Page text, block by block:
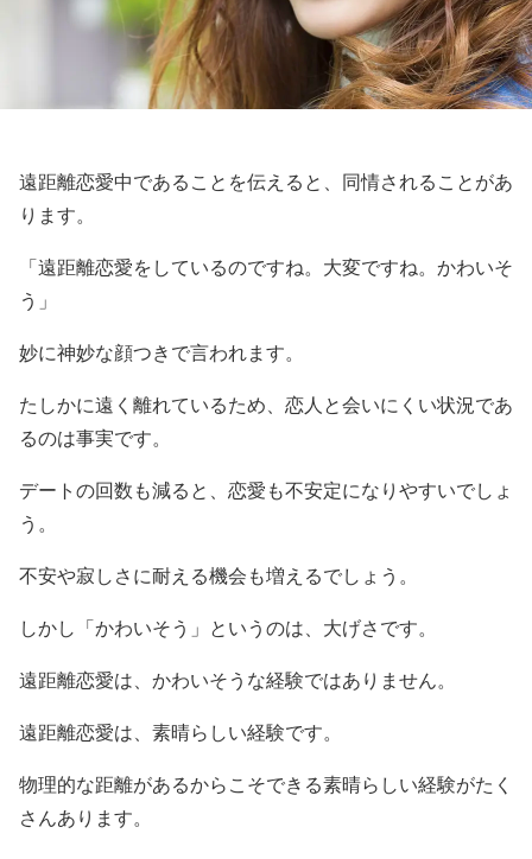
遠距離恋愛中であることを伝えると、同情されることがあ
ります。
「遠距離恋愛をしているのですね。大変ですね。かわいそ
う」
妙に神妙な顔つきで言われます。
たしかに遠く離れているため、恋人と会いにくい状況であ
るのは事実です。
デートの回数も減ると、恋愛も不安定になりやすいでしょ
う。
不安や寂しさに耐える機会も増えるでしょう。
しかし「かわいそう」というのは、大げさです。
遠距離恋愛は、かわいそうな経験ではありません。
遠距離恋愛は、素晴らしい経験です。
物理的な距離があるからこそできる素晴らしい経験がたく
さんあります。